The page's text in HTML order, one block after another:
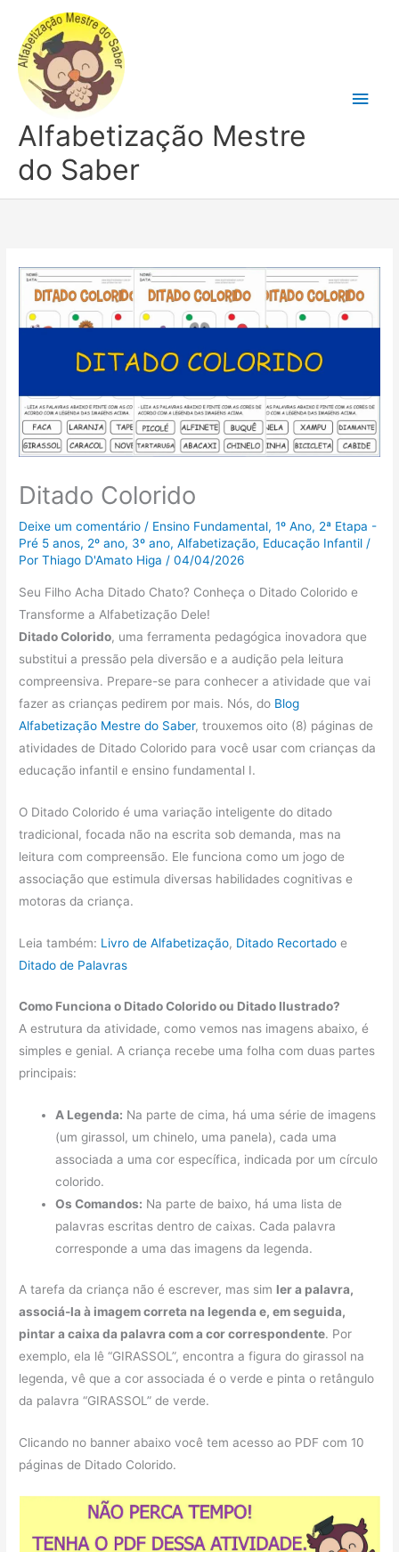
conteúdo
Alfabetização Mestre
do Saber
Ditado Colorido
Deixe um comentário / Ensino Fundamental,1º Ano, 2ª Etapa -
Pré 5 anos, 2º ano, 3º ano,Alfabetização, Educação Infantil /
PorThiago D'Amato Higa /04/04/2026
Seu Filho Acha Ditado Chato? Conheça o Ditado Colorido e
Transforme a Alfabetização Dele!
Ditado Colorido, uma ferramenta pedagógica inovadora que
substitui a pressão pela diversão e a audição pela leitura
compreensiva. Prepare-se para conhecer a atividade que vai
fazer as crianças pedirem por mais. Nós, do Blog
Alfabetização Mestre do Saber, trouxemos oito (8) páginas de
atividades de Ditado Colorido para você usar com crianças da
educação infantil e ensino fundamental I.
O Ditado Colorido é uma variação inteligente do ditado
tradicional, focada não na escrita sob demanda, mas na
leitura com compreensão. Ele funciona como um jogo de
associação que estimula diversas habilidades cognitivas e
motoras da criança.
Leia também: Livro de Alfabetização, Ditado Recortado e
Ditado de Palavras
Como Funciona o Ditado Colorido ou Ditado Ilustrado?
A estrutura da atividade, como vemos nas imagens abaixo, é
simples e genial. A criança recebe uma folha com duas partes
principais:
A Legenda: Na parte de cima, há uma série de imagens
(um girassol, um chinelo, uma panela), cada uma
associada a uma cor específica, indicada por um círculo
colorido.
Os Comandos: Na parte de baixo, há uma lista de
palavras escritas dentro de caixas. Cada palavra
corresponde a uma das imagens da legenda.
A tarefa da criança não é escrever, mas sim ler a palavra,
associá-la à imagem correta na legenda e, em seguida,
pintar a caixa da palavra com a cor correspondente. Por
exemplo, ela lê “GIRASSOL”, encontra a figura do girassol na
legenda, vê que a cor associada é o verde e pinta o retângulo
da palavra “GIRASSOL” de verde.
Clicando no banner abaixo você tem acesso ao PDF com 10
páginas de Ditado Colorido.